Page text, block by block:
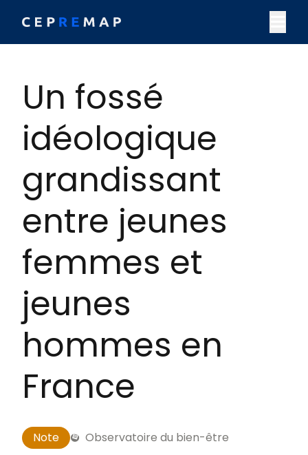
Un fossé
idéologique
grandissant
entre jeunes
femmes et
jeunes
hommes en
France
Note Observatoire du bien-être